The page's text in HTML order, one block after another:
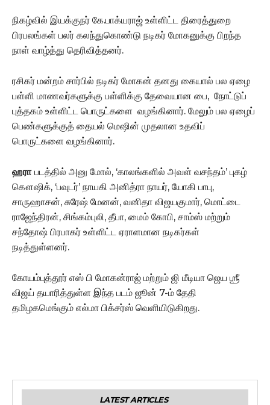
நிகழ்வில் இயக்குநர் கே.பாக்யராஜ் உள்ளிட்ட திரைத்துறை
பிரபலங்கள் பலர் கலந்துகொண்டு நடிகர் மோகனுக்கு பிறந்த
நாள் வாழ்த்து தெரிவித்தனர்.
ரசிகர் மன்றம் சார்பில் நடிகர் மோகன் தனது கையால் பல ஏழை
பள்ளி மாணவர்களுக்கு பள்ளிக்கு தேவையான பை, நோட்டுப்
புத்தகம் உள்ளிட்ட பொருட்களை வழங்கினார். மேலும் பல ஏழைப்
பெண்களுக்குத் தையல் மெஷின் முதலான உதவிப்
பொருட்களை வழங்கினார்.
ஹரா படத்தில் அனு மோல், ‘காலங்களில் அவள் வசந்தம்’ புகழ்
கௌஷிக், ‘பவுடர்’ நாயகி அனித்ரா நாயர், யோகி பாபு,
சாருஹாசன், சுரேஷ் மேனன், வனிதா விஜயகுமார், மொட்டை
ராஜேந்திரன், சிங்கம்புலி, தீபா, மைம் கோபி, சாம்ஸ் மற்றும்
சந்தோஷ் பிரபாகர் உள்ளிட்ட ஏராளமான நடிகர்கள்
நடித்துள்ளனர்.
கோயம்புத்தூர் எஸ் பி மோகன்ராஜ் மற்றும் ஜி மீடியா ஜெய ஶ்ரீ
விஜய் தயாரித்துள்ள இந்த படம் ஜூன் 7-ம் தேதி
தமிழகமெங்கும் எல்மா பிக்சர்ஸ் வெளியிடுகிறது.
LATEST ARTICLES